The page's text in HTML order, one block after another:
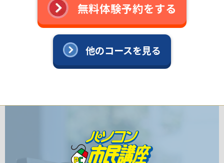
無料体験予約をする
他のコースを見る